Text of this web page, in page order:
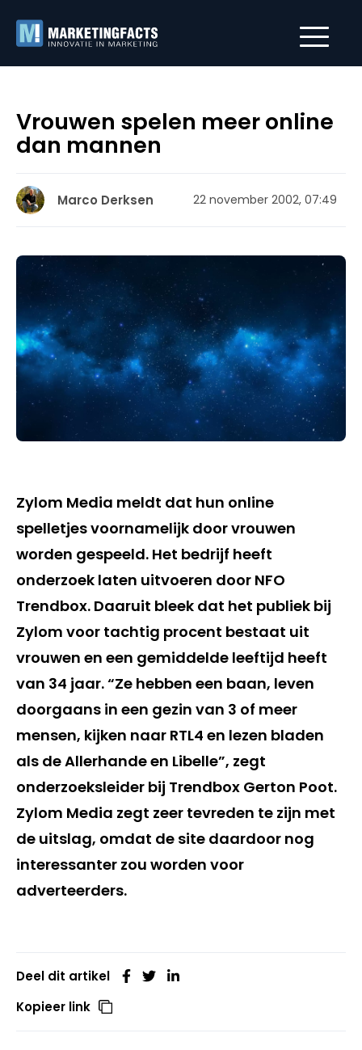
Vrouwen spelen meer online
dan mannen
Marco Derksen 22 november 2002, 07:49
Zylom Media meldt dat hun online
spelletjes voornamelijk door vrouwen
worden gespeeld. Het bedrijf heeft
onderzoek laten uitvoeren door NFO
Trendbox. Daaruit bleek dat het publiek bij
Zylom voor tachtig procent bestaat uit
vrouwen en een gemiddelde leeftijd heeft
van 34 jaar. “Ze hebben een baan, leven
doorgaans in een gezin van 3 of meer
mensen, kijken naar RTL4 en lezen bladen
als de Allerhande en Libelle”, zegt
onderzoeksleider bij Trendbox Gerton Poot.
Zylom Media zegt zeer tevreden te zijn met
de uitslag, omdat de site daardoor nog
interessanter zou worden voor
adverteerders.
Deel dit artikel
Kopieer link